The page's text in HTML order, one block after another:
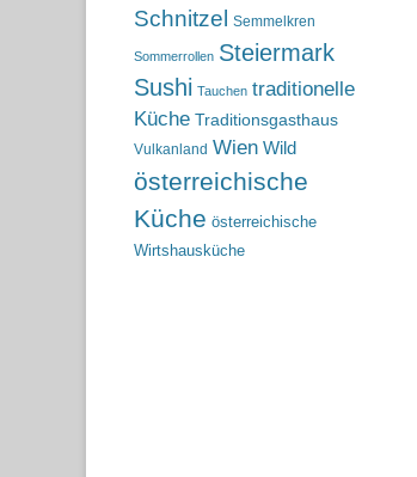
Schnitzel Semmelkren
Sommerrollen Steiermark
Sushi Tauchen traditionelle
Küche Traditionsgasthaus
Vulkanland Wien Wild
österreichische
Küche österreichische
Wirtshausküche